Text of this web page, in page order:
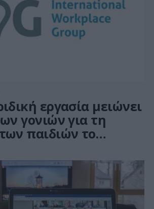
εργασία μειώνει
γονιών για τη
παιδιών το